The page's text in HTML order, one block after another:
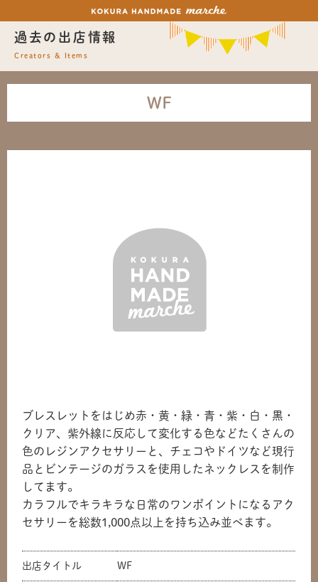
過去の出店情報
Creators & Items
WF
ブレスレットをはじめ赤・黄・緑・青・紫・白・黒・
クリア、紫外線に反応して変化する色などたくさんの
色のレジンアクセサリーと、チェコやドイツなど現行
品とビンテージのガラスを使用したネックレスを制作
してます。
カラフルでキラキラな日常のワンポイントになるアク
セサリーを総数1,000点以上を持ち込み並べます。
出店タイトル WF